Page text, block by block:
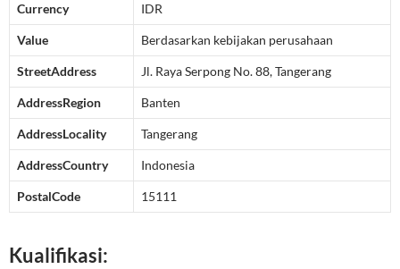
Currency IDR
Value Berdasarkan kebijakan perusahaan
StreetAddress Jl. Raya Serpong No. 88, Tangerang
AddressRegion Banten
AddressLocality Tangerang
AddressCountry Indonesia
PostalCode 15111
Kualifikasi: